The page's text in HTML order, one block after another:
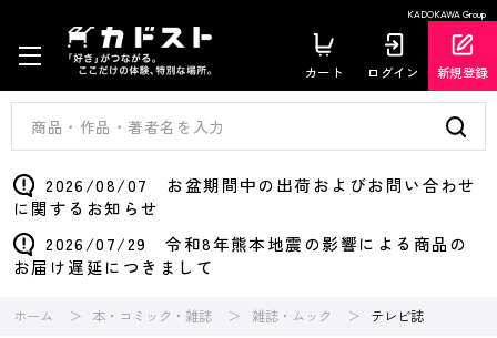
KADOKAWA Group
カート ログイン 新規登録
2026/08/07 お盆期間中の出荷およびお問い合わせ
に関するお知らせ
2026/07/29 令和8年熊本地震の影響による商品の
お届け遅延につきまして
ホーム 本・コミック・雑誌 雑誌・ムック テレビ誌